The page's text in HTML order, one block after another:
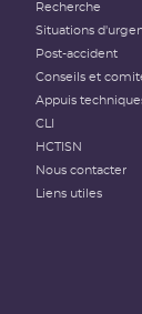
Recherche
Situations
Post-accident
Conseils et
Appuis
CLI
HCTISN
Nous contacter
Liens utiles